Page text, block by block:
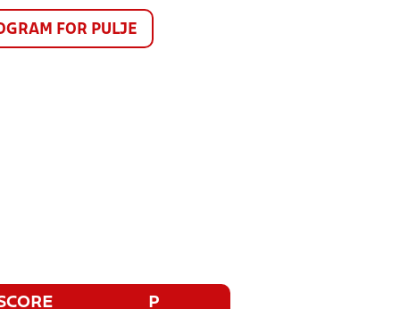
FOR PULJE
P